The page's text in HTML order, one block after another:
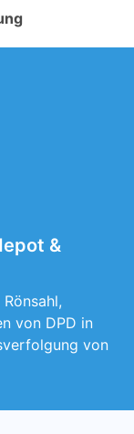
&
von DPD in
von